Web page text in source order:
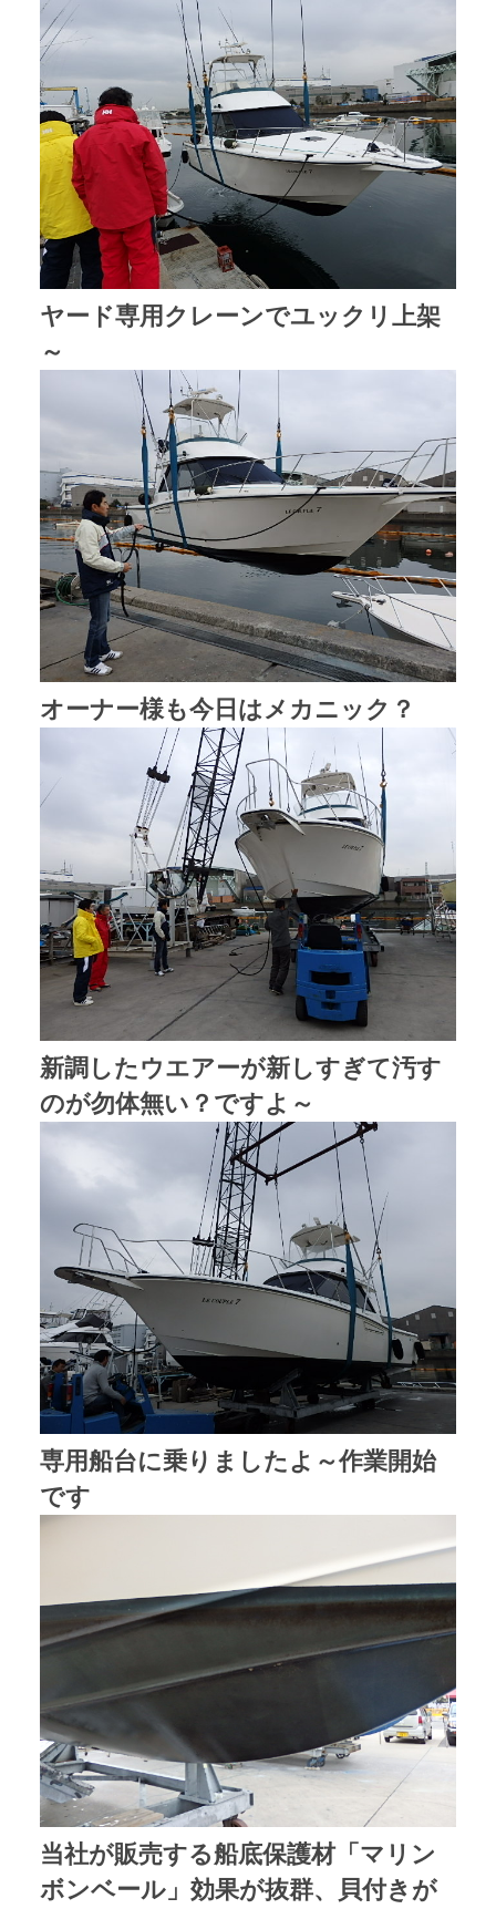
ヤード専用クレーンでユックリ上架
～
オーナー様も今日はメカニック？
新調したウエアーが新しすぎて汚す
のが勿体無い？ですよ～
専用船台に乗りましたよ～作業開始
です
当社が販売する船底保護材「マリン
ボンベール」効果が抜群、貝付きが